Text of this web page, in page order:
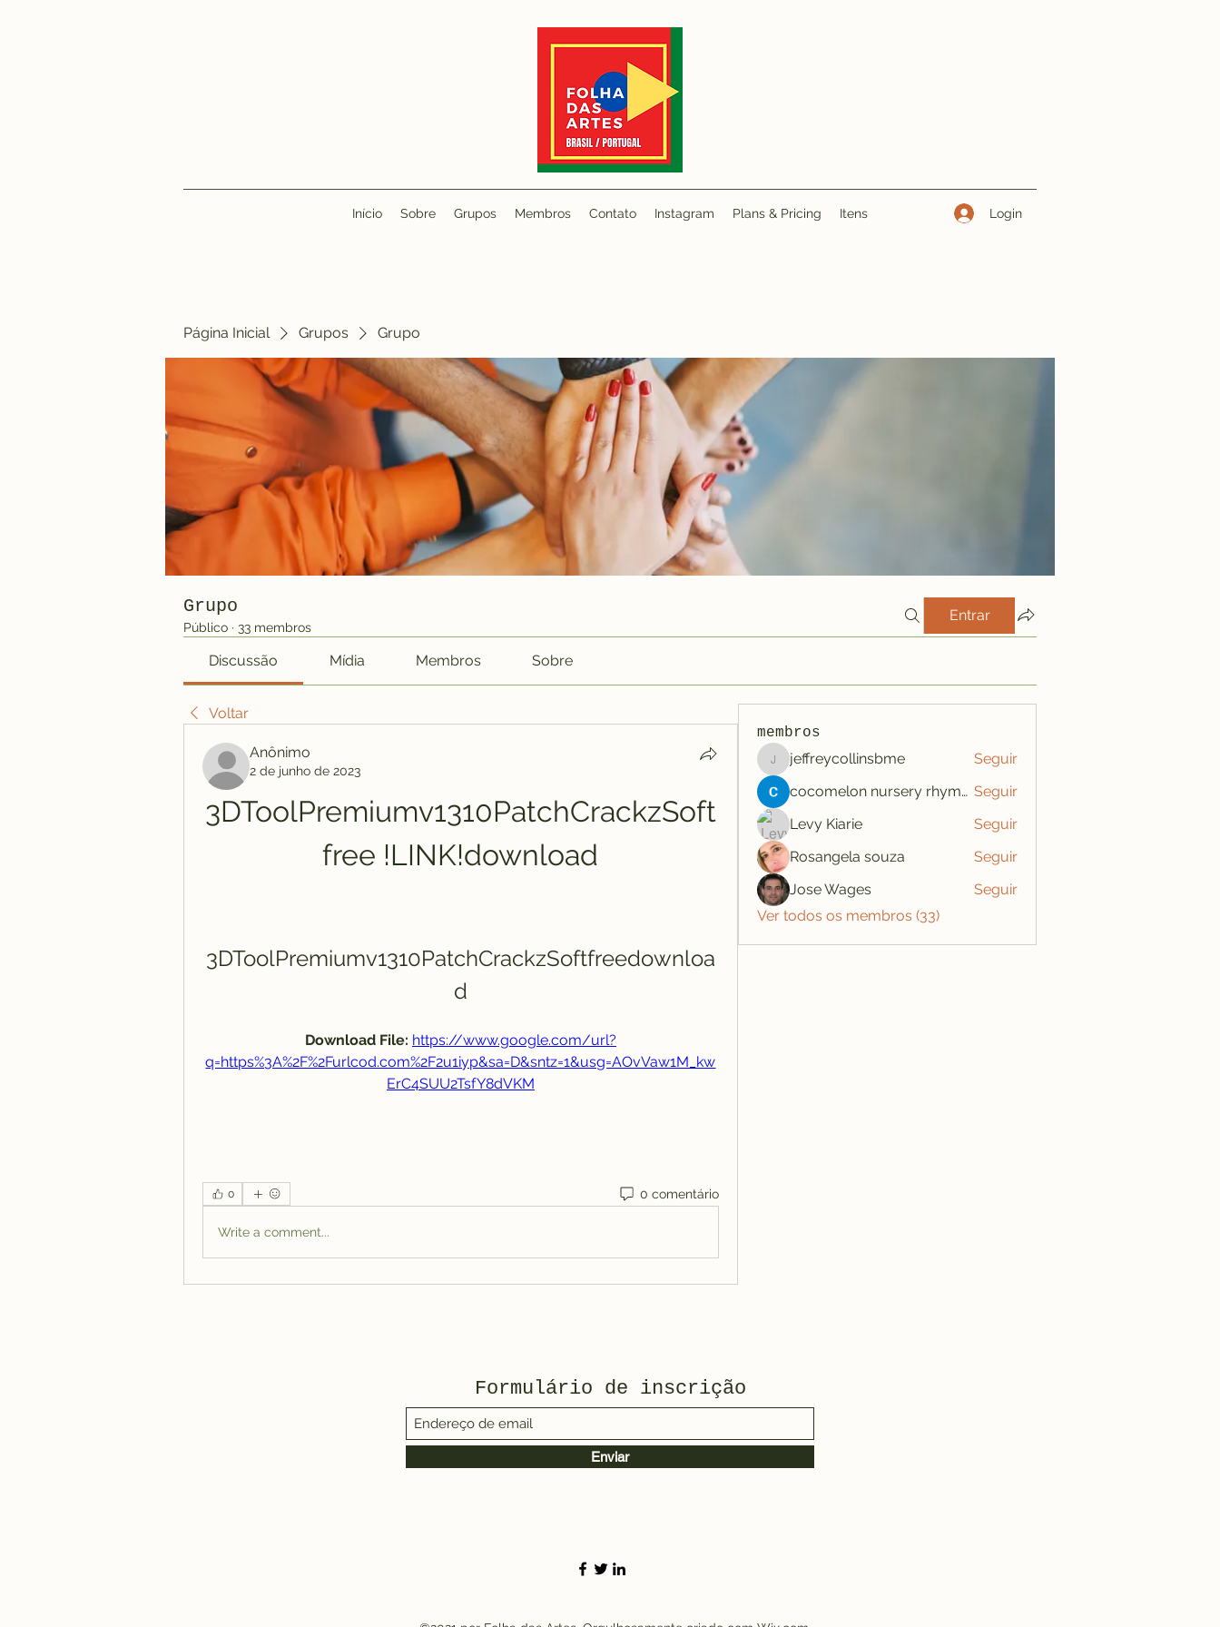
Início Sobre Grupos Membros Contato Instagram Plans & Pricing Itens Login
Página Inicial Grupos Grupo
Grupo
Público · 33 membros
Entrar
Discussão Mídia Membros Sobre
Voltar
Anônimo
2 de junho de 2023
3DToolPremiumv1310PatchCrackzSoft
free !LINK!download
3DToolPremiumv1310PatchCrackzSoftfreedownloa
d
Download File: https://www.google.com/url?
q=https%3A%2F%2Furlcod.com%2F2u1iyp&sa=D&sntz=1&usg=AOvVaw1M_kw
ErC4SUU2TsfY8dVKM
0 0 comentário
Write a comment...
membros
jeffreycollinsbme
jeffreycollinsbme
Seguir
cocomelon nursery rhymes Seguir
Levy Kiarie
Seguir
Rosangela souza
Seguir
Jose Wages
Seguir
Ver todos os membros (33)
Formulário de inscrição
Enviar